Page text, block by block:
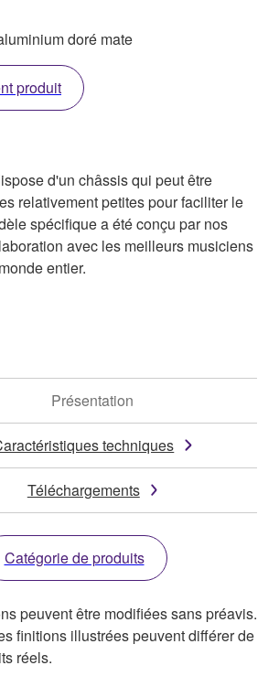
doré mate
produit
d'un châssis qui peut être
relativement petites pour faciliter le
spécifique a été conçu par nos
avec les meilleurs musiciens
entier.
Présentation
techniques
Téléchargements
Catégorie de produits
peuvent être modifiées sans préavis.
finitions illustrées peuvent différer de
réels.